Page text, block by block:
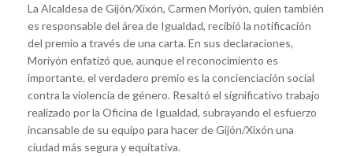
La Alcaldesa de Gijón/Xixón, Carmen Moriyón, quien también
es responsable del área de Igualdad, recibió la notificación
del premio a través de una carta. En sus declaraciones,
Moriyón enfatizó que, aunque el reconocimiento es
importante, el verdadero premio es la concienciación social
contra la violencia de género. Resaltó el significativo trabajo
realizado por la Oficina de Igualdad, subrayando el esfuerzo
incansable de su equipo para hacer de Gijón/Xixón una
ciudad más segura y equitativa.